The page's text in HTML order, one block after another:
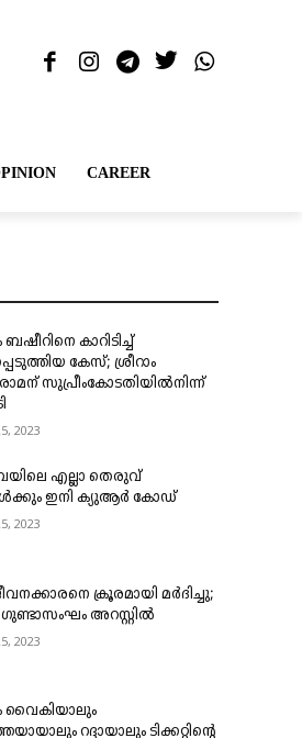
CAREER
കാറിടിച്ച്
കേസ്; ശ്രീറാം
സുപ്രീംകോടതിയിൽനിന്ന്
2023
എല്ലാ തെരുവ്
ഇനി ക്യുആർ കോഡ്
2023
ക്രൂരമായി മർദിച്ചു;
അറസ്റ്റിൽ
2023
വൈകിയാലും
റദ്ദായാലും ടിക്കറ്റിന്റെ